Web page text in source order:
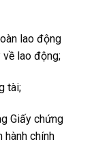
lao động
lao động;
tài;
Giấy chứng
chính